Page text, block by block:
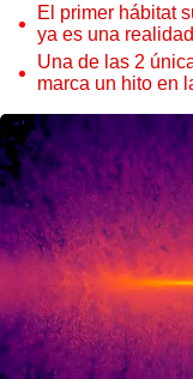
El primer hábitat
ya es una
de profundidad
Una de las 2
marca un hito en